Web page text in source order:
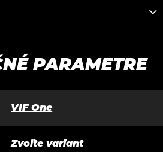
PRE
PARAMETRE
VIF One
Zvoľte variant